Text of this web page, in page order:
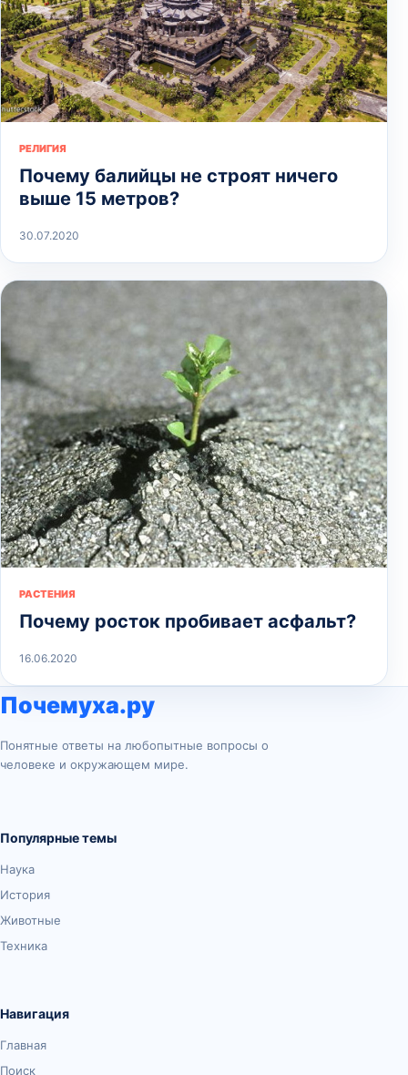
РЕЛИГИЯ
Почему балийцы не строят ничего
выше 15 метров?
30.07.2020
РАСТЕНИЯ
Почему росток пробивает асфальт?
16.06.2020
Почемуха.ру
Понятные ответы на любопытные вопросы о
человеке и окружающем мире.
Популярные темы
Наука
История
Животные
Техника
Навигация
Главная
Поиск